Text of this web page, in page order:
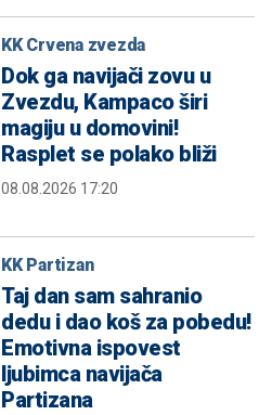
KK Crvena zvezda
Dok ga navijači zovu u
Zvezdu, Kampaco širi
magiju u domovini!
Rasplet se polako bliži
08.08.2026 17:20
KK Partizan
Taj dan sam sahranio
dedu i dao koš za pobedu!
Emotivna ispovest
ljubimca navijača
Partizana